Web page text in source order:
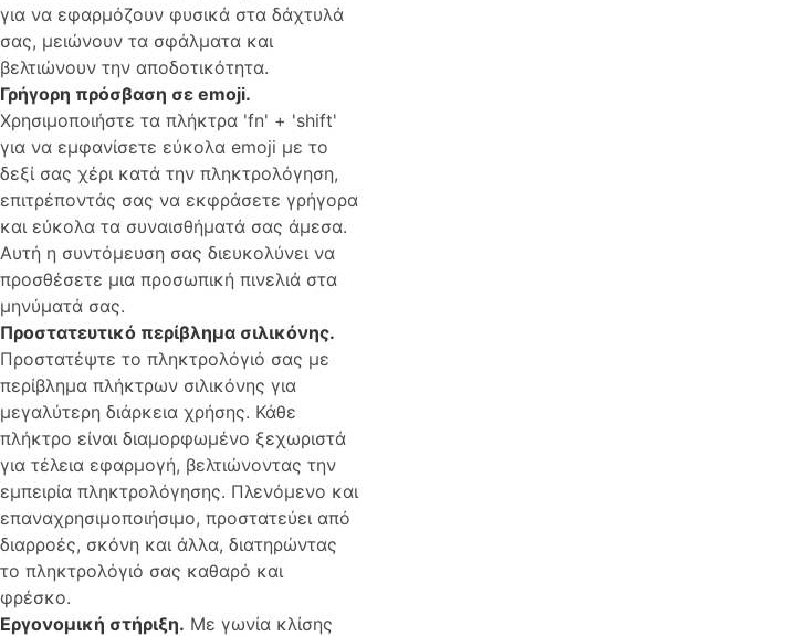
για να εφαρμόζουν φυσικά στα δάχτυλά
σας, μειώνουν τα σφάλματα και
βελτιώνουν την αποδοτικότητα.
Γρήγορη πρόσβαση σε emoji.
Χρησιμοποιήστε τα πλήκτρα 'fn' + 'shift'
για να εμφανίσετε εύκολα emoji με το
δεξί σας χέρι κατά την πληκτρολόγηση,
επιτρέποντάς σας να εκφράσετε γρήγορα
και εύκολα τα συναισθήματά σας άμεσα.
Αυτή η συντόμευση σας διευκολύνει να
προσθέσετε μια προσωπική πινελιά στα
μηνύματά σας.
Προστατευτικό περίβλημα σιλικόνης.
Προστατέψτε το πληκτρολόγιό σας με
περίβλημα πλήκτρων σιλικόνης για
μεγαλύτερη διάρκεια χρήσης. Κάθε
πλήκτρο είναι διαμορφωμένο ξεχωριστά
για τέλεια εφαρμογή, βελτιώνοντας την
εμπειρία πληκτρολόγησης. Πλενόμενο και
επαναχρησιμοποιήσιμο, προστατεύει από
διαρροές, σκόνη και άλλα, διατηρώντας
το πληκτρολόγιό σας καθαρό και
φρέσκο.
Εργονομική στήριξη. Με γωνία κλίσης